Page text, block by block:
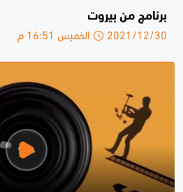
برنامج من بيروت
2021/12/30 الخميس 16:51 م